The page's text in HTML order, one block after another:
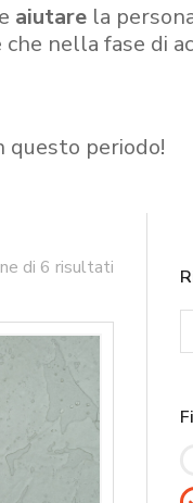
aiutare la
nella fase di
questo periodo!
di 6 risultati